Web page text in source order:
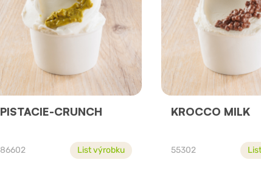
PISTACIE-CRUNCH
86602 List výrobku
KROCCO MILK
55302